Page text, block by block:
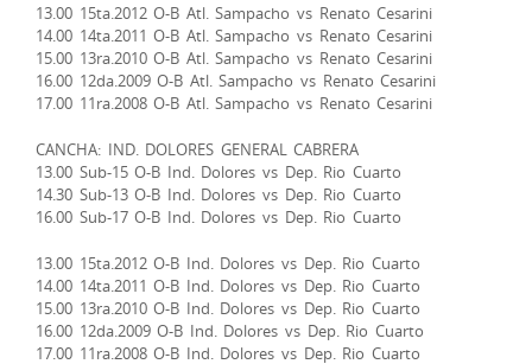
13.00 15ta.2012 O-B Atl. Sampacho vs Renato Cesarini
14.00 14ta.2011 O-B Atl. Sampacho vs Renato Cesarini
15.00 13ra.2010 O-B Atl. Sampacho vs Renato Cesarini
16.00 12da.2009 O-B Atl. Sampacho vs Renato Cesarini
17.00 11ra.2008 O-B Atl. Sampacho vs Renato Cesarini
CANCHA: IND. DOLORES GENERAL CABRERA
13.00 Sub-15 O-B Ind. Dolores vs Dep. Rio Cuarto
14.30 Sub-13 O-B Ind. Dolores vs Dep. Rio Cuarto
16.00 Sub-17 O-B Ind. Dolores vs Dep. Rio Cuarto
13.00 15ta.2012 O-B Ind. Dolores vs Dep. Rio Cuarto
14.00 14ta.2011 O-B Ind. Dolores vs Dep. Rio Cuarto
15.00 13ra.2010 O-B Ind. Dolores vs Dep. Rio Cuarto
16.00 12da.2009 O-B Ind. Dolores vs Dep. Rio Cuarto
17.00 11ra.2008 O-B Ind. Dolores vs Dep. Rio Cuarto